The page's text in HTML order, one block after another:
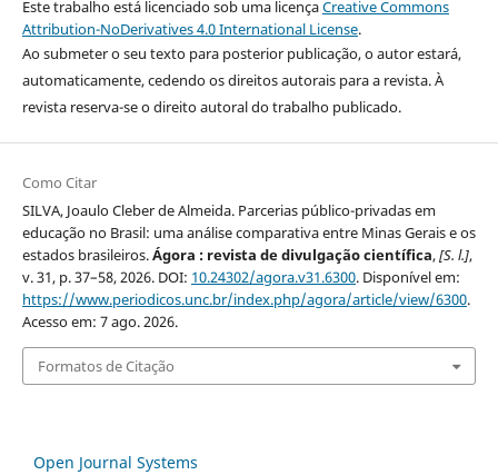
Este trabalho está licenciado sob uma licençaCreative Commons
Attribution-NoDerivatives 4.0 International License.
Ao submeter o seu texto para posterior publicação, o autor estará,
automaticamente, cedendo os direitos autorais para a revista. À
revista reserva-se o direito autoral do trabalho publicado.
Como Citar
SILVA, Joaulo Cleber de Almeida. Parcerias público-privadas em
educação no Brasil: uma análise comparativa entre Minas Gerais e os
estados brasileiros.Ágora : revista de divulgação científica,[S. l.],
v. 31, p. 37–58, 2026. DOI: 10.24302/agora.v31.6300. Disponível em:
https://www.periodicos.unc.br/index.php/agora/article/view/6300.
Acesso em: 7 ago. 2026.
Formatos de Citação
Open Journal Systems